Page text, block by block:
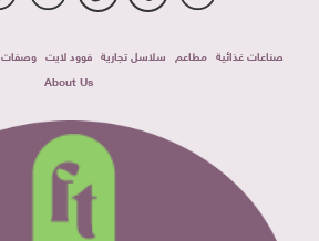
صناعات غذائية مطاعم سلاسل تجارية فوود لايت وصفات
About Us